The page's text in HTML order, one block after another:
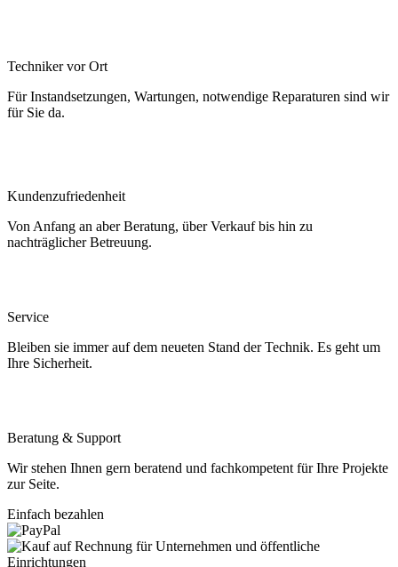
Techniker vor Ort
Für Instandsetzungen, Wartungen, notwendige Reparaturen sind wir
für Sie da.
Kundenzufriedenheit
Von Anfang an aber Beratung, über Verkauf bis hin zu
nachträglicher Betreuung.
Service
Bleiben sie immer auf dem neueten Stand der Technik. Es geht um
Ihre Sicherheit.
Beratung & Support
Wir stehen Ihnen gern beratend und fachkompetent für Ihre Projekte
zur Seite.
Einfach bezahlen